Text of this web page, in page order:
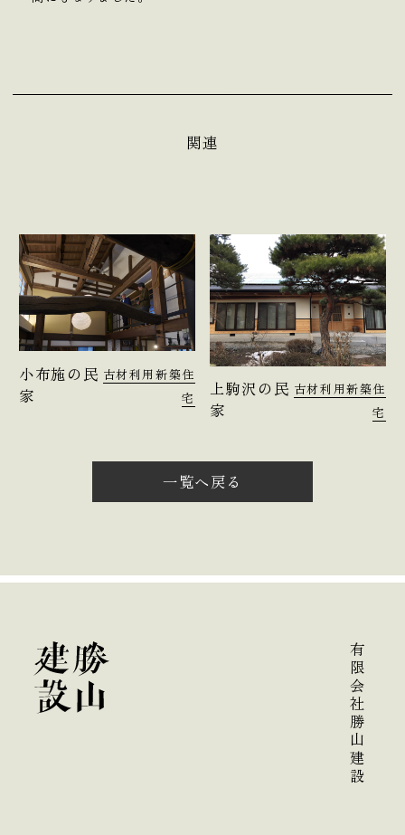
関連
小布施の民
家
古材利用新築住
宅
上駒沢の民
家
古材利用新築住
宅
一覧へ戻る
有限会社勝山建設